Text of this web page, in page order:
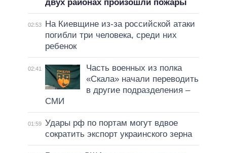
двух районах произошли пожары
02:53
На Киевщине из-за российской атаки
погибли три человека, среди них
ребенок
02:41
Часть военных из полка
«Скала» начали переводить
в другие подразделения –
СМИ
01:59 Удары рф по портам могут вдвое
сократить экспорт украинского зерна